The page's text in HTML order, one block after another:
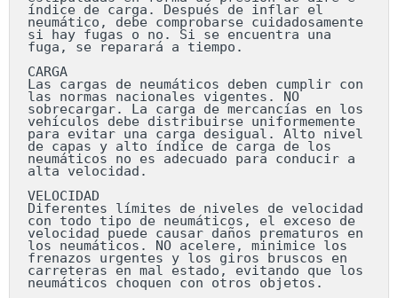
índice de carga. Después de inflar el
neumático, debe comprobarse cuidadosamente
si hay fugas o no. Si se encuentra una
fuga, se reparará a tiempo.
CARGA
Las cargas de neumáticos deben cumplir con
las normas nacionales vigentes. NO
sobrecargar. La carga de mercancías en los
vehículos debe distribuirse uniformemente
para evitar una carga desigual. Alto nivel
de capas y alto índice de carga de los
neumáticos no es adecuado para conducir a
alta velocidad.
VELOCIDAD
Diferentes límites de niveles de velocidad
con todo tipo de neumáticos, el exceso de
velocidad puede causar daños prematuros en
los neumáticos. NO acelere, minimice los
frenazos urgentes y los giros bruscos en
carreteras en mal estado, evitando que los
neumáticos choquen con otros objetos.